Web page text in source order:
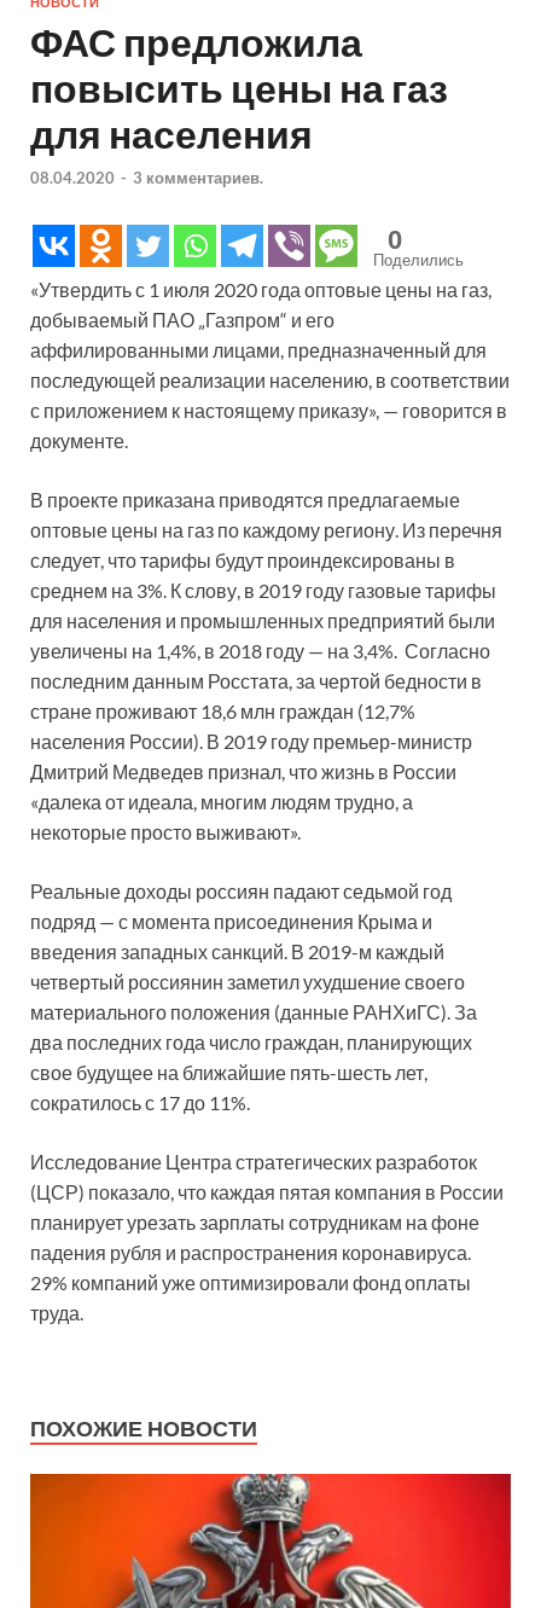
ФАС предложила
повысить цены на газ
для населения
08.04.2020 - 3 комментариев.
0
Поделились
«Утвердить с 1 июля 2020 года оптовые цены на газ,
добываемый ПАО „Газпром“ и его
аффилированными лицами, предназначенный для
последующей реализации населению, в соответствии
с приложением к настоящему приказу», — говорится в
документе.
В проекте приказана приводятся предлагаемые
оптовые цены на газ по каждому региону. Из перечня
следует, что тарифы будут проиндексированы в
среднем на 3%. К слову, в 2019 году газовые тарифы
для населения и промышленных предприятий были
увеличены нa 1,4%, в 2018 году — на 3,4%. Согласно
последним данным Росстата, за чертой бедности в
стране проживают 18,6 млн граждан (12,7%
населения России). В 2019 году премьер-министр
Дмитрий Медведев признал, что жизнь в России
«далека от идеала, многим людям трудно, а
некоторые просто выживают».
Реальные доходы россиян падают седьмой год
подряд — с момента присоединения Крыма и
введения западных санкций. В 2019-м каждый
четвертый россиянин заметил ухудшение своего
материального положения (данные РАНХиГС). За
два последних года число граждан, планирующих
свое будущее на ближайшие пять-шесть лет,
сократилось с 17 до 11%.
Исследование Центра стратегических разработок
(ЦСР) показало, что каждая пятая компания в России
планирует урезать зарплаты сотрудникам на фоне
падения рубля и распространения коронавируса.
29% компаний уже оптимизировали фонд оплаты
труда.
ПОХОЖИЕ НОВОСТИ